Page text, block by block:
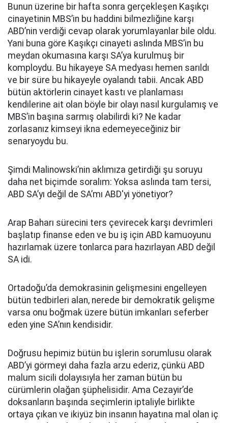
Bunun üzerine bir hafta sonra gerçekleşen Kaşıkçı
cinayetinin MBS’in bu haddini bilmezliğine karşı
ABD’nin verdiği cevap olarak yorumlayanlar bile oldu.
Yani buna göre Kaşıkçı cinayeti aslında MBS’in bu
meydan okumasına karşı SA’ya kurulmuş bir
komploydu. Bu hikayeye SA medyası hemen sarıldı
ve bir süre bu hikayeyle oyalandı tabii. Ancak ABD
bütün aktörlerin cinayet kastı ve planlaması
kendilerine ait olan böyle bir olayı nasıl kurgulamış ve
MBS’in başına sarmış olabilirdi ki? Ne kadar
zorlasanız kimseyi ikna edemeyeceğiniz bir
senaryoydu bu.
Şimdi Malinowski’nin aklımıza getirdiği şu soruyu
daha net biçimde soralım: Yoksa aslında tam tersi,
ABD SA’yı değil de SA’mı ABD'yi yönetiyor?
Arap Baharı sürecini ters çevirecek karşı devrimleri
başlatıp finanse eden ve bu iş için ABD kamuoyunu
hazırlamak üzere tonlarca para hazırlayan ABD değil
SA idi.
Ortadoğu’da demokrasinin gelişmesini engelleyen
bütün tedbirleri alan, nerede bir demokratik gelişme
varsa onu boğmak üzere bütün imkanları seferber
eden yine SA’nın kendisidir.
Doğrusu hepimiz bütün bu işlerin sorumlusu olarak
ABD’yi görmeyi daha fazla arzu ederiz, çünkü ABD
malum sicili dolayısıyla her zaman bütün bu
cürümlerin olağan şüphelisidir. Ama Cezayir’de
doksanların başında seçimlerin iptaliyle birlikte
ortaya çıkan ve ikiyüz bin insanın hayatına mal olan iç